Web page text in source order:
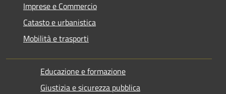
Imprese e Commercio
Catasto e urbanistica
Mobilità e trasporti
Educazione e formazione
Giustizia e sicurezza pubblica